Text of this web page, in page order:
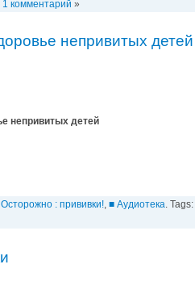
1 комментарий »
непривитых детей
непривитых детей
: прививки!, ■ Аудиотека. Tags: